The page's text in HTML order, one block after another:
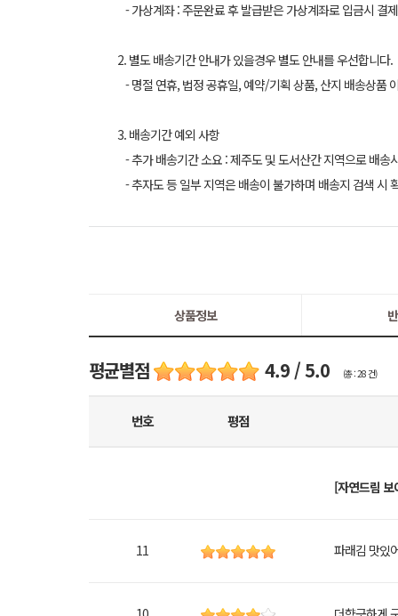
- 가상계좌 : 주문완료 후 발급받은 가상계좌로 입금시
2. 별도 배송기간 안내가 있을경우 별도 안내를 우선합니다.
- 명절 연휴, 법정 공휴일, 예약/기획 상품, 산지 배송상품
3. 배송기간 예외 사항
- 추가 배송기간 소요 : 제주도 및 도서산간 지역으로 배
- 추자도 등 일부 지역은 배송이 불가하며 배송지 검색 시
상품정보
평균별점 4.9 / 5.0 (총 : 28 건)
번호 평점
[자연드림 보
11 파래김 맛있